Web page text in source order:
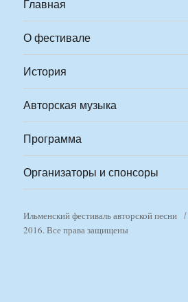
Главная
О фестивале
История
Авторская музыка
Программа
Организаторы и спонсоры
Ильменский фестиваль авторской песни
2016. Все права защищены